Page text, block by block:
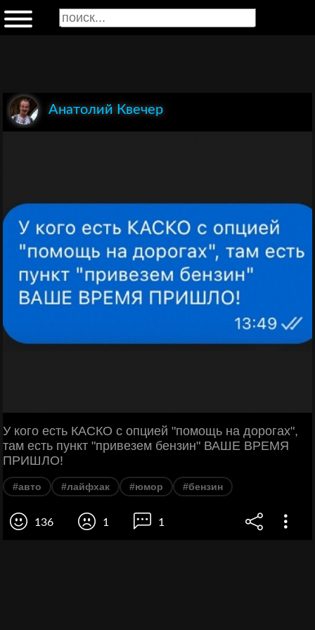
Анатолий Квечер
У кого есть КАСКО с опцией "помощь на дорогах",
там есть пункт "привезем бензин" ВАШЕ ВРЕМЯ
ПРИШЛО!
#авто #лайфхак #юмор #бензин
136 1 1